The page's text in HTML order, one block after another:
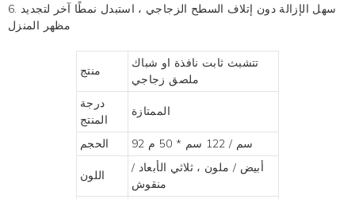
6. سهل الإزالة دون إتلاف السطح الزجاجي ، استبدل نمطًا آخر لتجديد
مظهر المنزل
منتج
تتشبث ثابت نافذة او شباك
ملصق زجاجي
درجة
المنتج
الممتازة
الحجم 92 سم / 122 سم * 50 م
اللون
أبيض / ملون ، ثلاثي الأبعاد /
منقوش